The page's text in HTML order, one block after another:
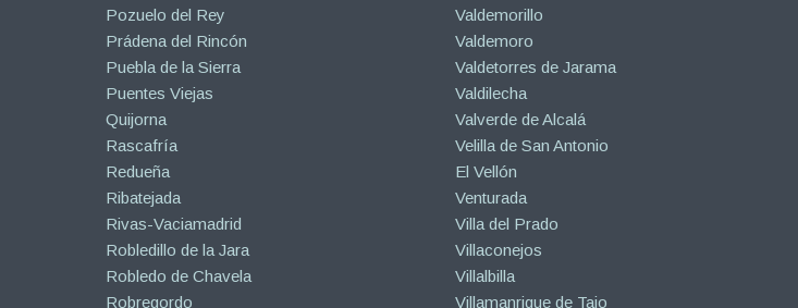
Pozuelo del Rey
Prádena del Rincón
Puebla de la Sierra
Puentes Viejas
Quijorna
Rascafría
Redueña
Ribatejada
Rivas-Vaciamadrid
Robledillo de la Jara
Robledo de Chavela
Robregordo
Valdemorillo
Valdemoro
Valdetorres de Jarama
Valdilecha
Valverde de Alcalá
Velilla de San Antonio
El Vellón
Venturada
Villa del Prado
Villaconejos
Villalbilla
Villamanrique de Tajo